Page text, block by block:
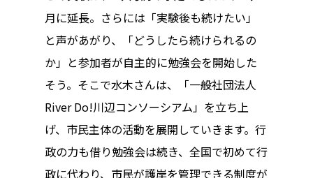
月に延長。さらには「実験後も続けたい」
と声があがり、「どうしたら続けられるの
か」と参加者が自主的に勉強会を開始した
そう。そこで水木さんは、「一般社団法人
River Do!川辺コンソーシアム」を立ち上
げ、市民主体の活動を展開していきます。行
政の力も借り勉強会は続き、全国で初めて行
政に代わり、市民が護岸を管理できる制度が